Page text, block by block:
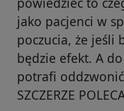
jako pacjenci w
poczucia, że jeśli
będzie efekt. A
potrafi
SZCZERZE